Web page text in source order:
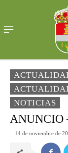
NOTICIAS
ANUNCIO
14 de noviembre de